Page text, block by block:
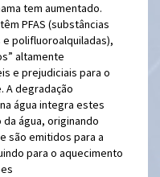
tem aumentado.
PFAS (substâncias
polifluoroalquiladas),
altamente
e prejudiciais para o
A degradação
água integra estes
água, originando
são emitidos para a
para o aquecimento